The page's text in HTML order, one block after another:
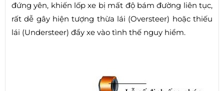
đứng yên, khiến lốp xe bị mất độ bám đường liên tục,
rất dễ gây hiện tượng thừa lái (Oversteer) hoặc thiếu
lái (Understeer) đẩy xe vào tình thế nguy hiểm.